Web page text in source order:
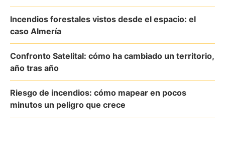
Incendios forestales vistos desde el espacio: el
caso Almería
Confronto Satelital: cómo ha cambiado un territorio,
año tras año
Riesgo de incendios: cómo mapear en pocos
minutos un peligro que crece